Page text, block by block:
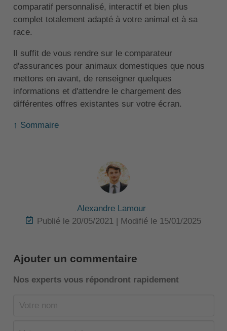
comparatif personnalisé, interactif et bien plus
complet totalement adapté à votre animal et à sa
race.
Il suffit de vous rendre sur le comparateur
d'assurances pour animaux domestiques que nous
mettons en avant, de renseigner quelques
informations et d'attendre le chargement des
différentes offres existantes sur votre écran.
↑ Sommaire
Alexandre Lamour
Publié le 20/05/2021 | Modifié le 15/01/2025
Ajouter un commentaire
Nos experts vous répondront rapidement